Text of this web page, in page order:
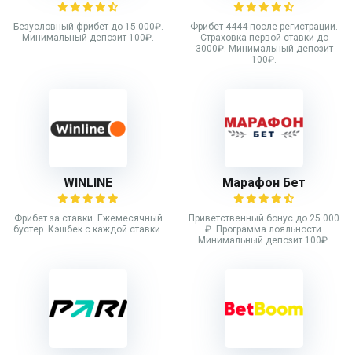
Безусловный фрибет до 15 000₽.
Минимальный депозит 100₽.
Фрибет 4444 после регистрации.
Страховка первой ставки до
3000₽. Минимальный депозит
100₽.
WINLINE
Фрибет за ставки. Ежемесячный
бустер. Кэшбек с каждой ставки.
Марафон Бет
Приветственный бонус до 25 000
₽. Программа лояльности.
Минимальный депозит 100₽.